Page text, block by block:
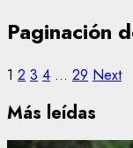
Paginación
1 2 3 4 … 29 Next
Más leídas